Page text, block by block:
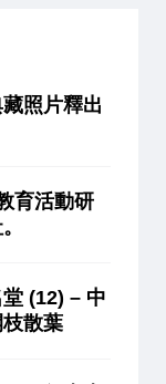
照片釋出
育活動研
(12) – 中
散葉